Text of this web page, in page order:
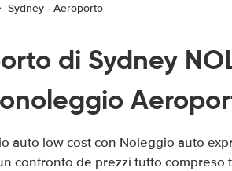
Sydney - Aeroporto
di Sydney
auto low cost con Noleggio auto
confronto de prezzi tutto compreso